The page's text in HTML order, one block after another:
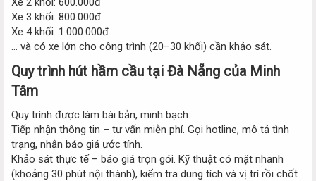
Xe 3 khối: 800.000đ
Xe 4 khối: 1.000.000đ
… và có xe lớn cho công trình (20–30 khối) cần khảo sát.
Quy trình hút hầm cầu tại Đà Nẵng của Minh
Tâm​
Quy trình được làm bài bản, minh bạch:
Tiếp nhận thông tin – tư vấn miễn phí. Gọi hotline, mô tả tình
trạng, nhận báo giá ước tính.
Khảo sát thực tế – báo giá trọn gói. Kỹ thuật có mặt nhanh
(khoảng 30 phút nội thành), kiểm tra dung tích và vị trí rồi chốt